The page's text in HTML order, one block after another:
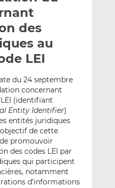
as
n
k
d
g
e
r
s
u
F
a
c
e
b
o
o
k
des
au
LEI
du 24 septembre
concernant
(identifiant
Entity Identifier)
entités juridiques
de cette
promouvoir
des codes LEI par
qui participent
notamment
d’informations